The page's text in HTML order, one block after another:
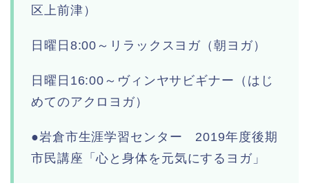
区上前津）
日曜日8:00～リラックスヨガ（朝ヨガ）
日曜日16:00～ヴィンヤサビギナー（はじ
めてのアクロヨガ）
●岩倉市生涯学習センター 2019年度後期
市民講座「心と身体を元気にするヨガ」